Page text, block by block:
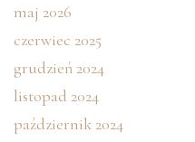
maj 2026
czerwiec 2025
grudzień 2024
listopad 2024
październik 2024